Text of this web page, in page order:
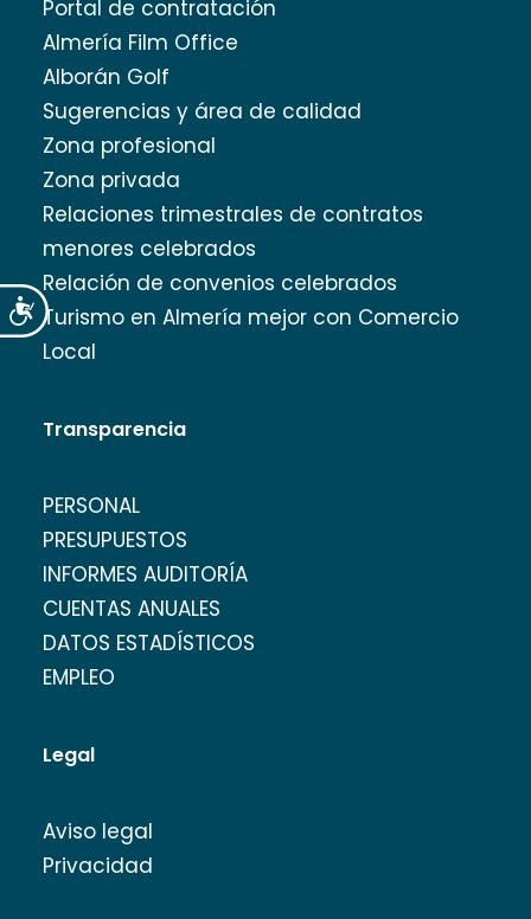
Accesibilidad
Portal de contratación
Almería Film Office
Alborán Golf
Sugerencias y área de calidad
Zona profesional
Zona privada
Relaciones trimestrales de contratos
menores celebrados
Relación de convenios celebrados
Turismo en Almería mejor con Comercio
Local
Transparencia
PERSONAL
PRESUPUESTOS
INFORMES AUDITORÍA
CUENTAS ANUALES
DATOS ESTADÍSTICOS
EMPLEO
Legal
Aviso legal
Privacidad